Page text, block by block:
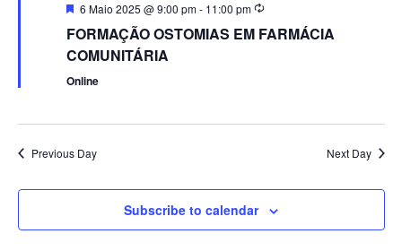
Featured
6 Maio 2025 @ 9:00 pm- 11:00 pm
FORMAÇÃO OSTOMIAS EM FARMÁCIA
COMUNITÁRIA
Online
Previous Day Next Day
Subscribe to calendar